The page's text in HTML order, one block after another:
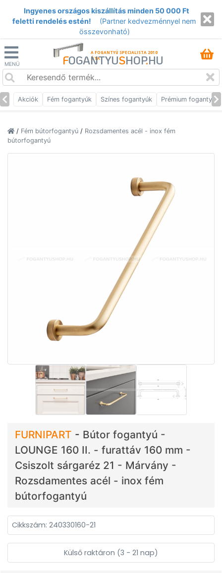
Ingyenes országos kiszállítás minden 50 000 Ft
feletti rendelés estén!
(Partner kedvezménnyel nem
összevonható)
MENÜ
A FOGANTYÚ SPECIALISTA 2010
ÓTA
FOGANTYUSHOP.HU
Akciók Fém fogantyúk Színes fogantyúk Prémium fogantyúk
/ Fém bútorfogantyú / Rozsdamentes acél - inox fém
bútorfogantyú
FURNIPART - Bútor fogantyú -
LOUNGE 160 II. - furattáv 160 mm -
Csiszolt sárgaréz 21 - Márvány -
Rozsdamentes acél - inox fém
bútorfogantyú
Cikkszám: 240330160-21
Külső raktáron (3 - 21 nap)